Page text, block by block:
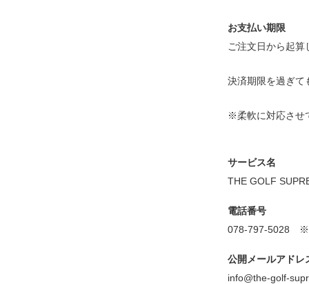
お支払い期限
ご注文日から起
決済期限を過ぎて
※柔軟に対応させ
サービス名
THE GOLF
電話番号
078-797-5028 ※
公開メールアドレ
info@the-golf-